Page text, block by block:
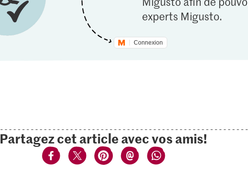
experts Migusto.
Connexion
Partagez cet article avec vos amis!